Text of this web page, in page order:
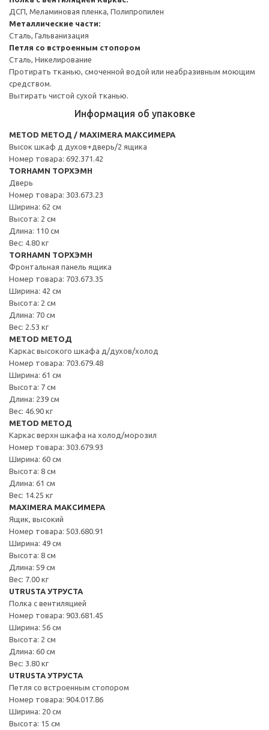
ДСП, Меламиновая пленка, Полипропилен
Металлические части:
Сталь, Гальванизация
Петля со встроенным стопором
Сталь, Никелирование
Протирать тканью, смоченной водой или неабразивным моющим
средством.
Вытирать чистой сухой тканью.
Информация об упаковке
METOD МЕТОД / MAXIMERA МАКСИМЕРА
Высок шкаф д духов+дверь/2 ящика
Номер товара: 692.371.42
TORHAMN ТОРХЭМН
Дверь
Номер товара: 303.673.23
Ширина: 62 см
Высота: 2 см
Длина: 110 см
Вес: 4.80 кг
TORHAMN ТОРХЭМН
Фронтальная панель ящика
Номер товара: 703.673.35
Ширина: 42 см
Высота: 2 см
Длина: 70 см
Вес: 2.53 кг
METOD МЕТОД
Каркас высокого шкафа д/духов/холод
Номер товара: 703.679.48
Ширина: 61 см
Высота: 7 см
Длина: 239 см
Вес: 46.90 кг
METOD МЕТОД
Каркас верхн шкафа на холод/морозил
Номер товара: 303.679.93
Ширина: 60 см
Высота: 8 см
Длина: 61 см
Вес: 14.25 кг
MAXIMERA МАКСИМЕРА
Ящик, высокий
Номер товара: 503.680.91
Ширина: 49 см
Высота: 8 см
Длина: 59 см
Вес: 7.00 кг
UTRUSTA УТРУСТА
Полка с вентиляцией
Номер товара: 903.681.45
Ширина: 56 см
Высота: 2 см
Длина: 60 см
Вес: 3.80 кг
UTRUSTA УТРУСТА
Петля со встроенным стопором
Номер товара: 904.017.86
Ширина: 20 см
Высота: 15 см